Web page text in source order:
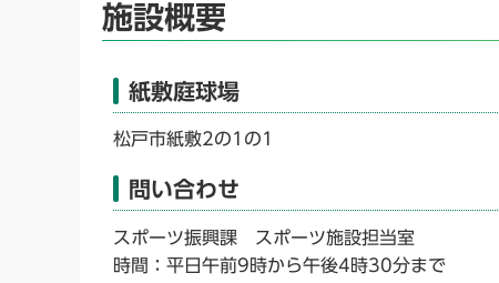
施設概要
紙敷庭球場
松戸市紙敷2の1の1
問い合わせ
スポーツ振興課 スポーツ施設担当室
時間：平日午前9時から午後4時30分まで